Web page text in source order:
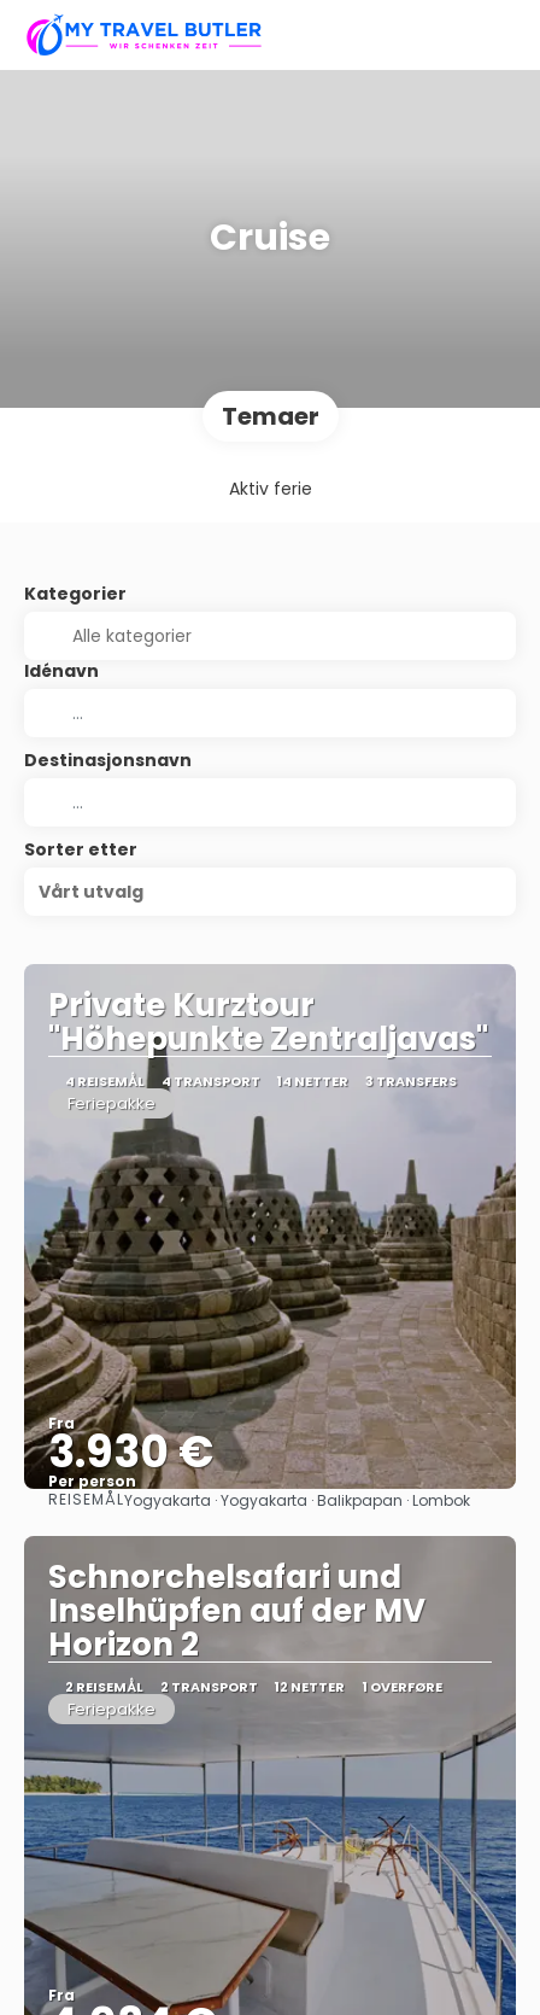
Cruise
Temaer
Aktiv ferie
Kategorier
Idénavn
Destinasjonsnavn
Sorter etter
Vårt utvalg
Private Kurztour
"Höhepunkte Zentraljavas"
4 REISEMÅL 4 TRANSPORT 14 NETTER 3 TRANSFERS
Feriepakke
Fra
3.930 €
Per person
Se
REISEMÅLYogyakarta · Yogyakarta · Balikpapan · Lombok
Schnorchelsafari und
Inselhüpfen auf der MV
Horizon 2
2 REISEMÅL 2 TRANSPORT 12 NETTER 1 OVERFØRE
Feriepakke
Fra